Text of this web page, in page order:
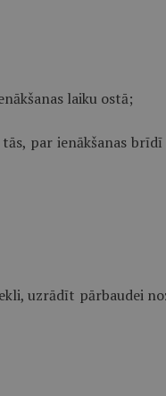
laiku ostā;
par ienākšanas brīdī
uzrādīt pārbaudei